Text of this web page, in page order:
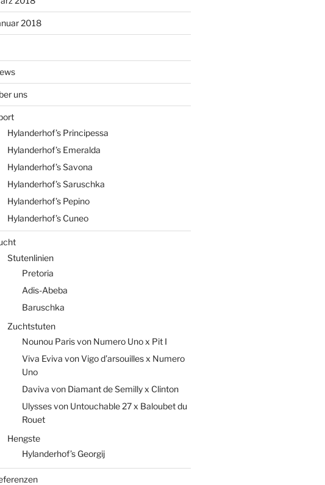
2018
uns
Hylanderhof’s Principessa
Hylanderhof’s Emeralda
Hylanderhof’s Savona
Hylanderhof’s Saruschka
Hylanderhof’s Pepino
Hylanderhof’s Cuneo
Stutenlinien
Pretoria
Adis-Abeba
Baruschka
Zuchtstuten
Nounou Paris von Numero Uno x Pit I
Viva Eviva von Vigo d’arsouilles x Numero
Uno
Daviva von Diamant de Semilly x Clinton
Ulysses von Untouchable 27 x Baloubet du
Rouet
Hengste
Hylanderhof’s Georgij